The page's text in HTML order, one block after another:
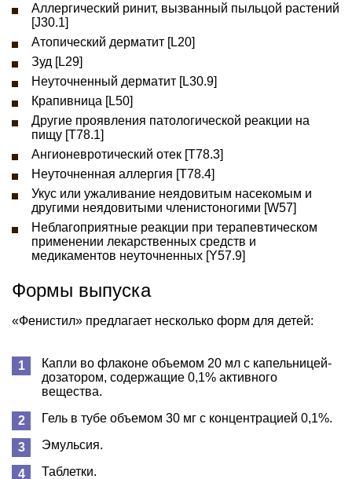
Аллергический ринит, вызванный пыльцой растений
[J30.1]
Атопический дерматит [L20]
Зуд [L29]
Неуточненный дерматит [L30.9]
Крапивница [L50]
Другие проявления патологической реакции на
пищу [T78.1]
Ангионевротический отек [T78.3]
Неуточненная аллергия [T78.4]
Укус или ужаливание неядовитым насекомым и
другими неядовитыми членистоногими [W57]
Неблагоприятные реакции при терапевтическом
применении лекарственных средств и
медикаментов неуточненных [Y57.9]
Формы выпуска
«Фенистил» предлагает несколько форм для детей:
Капли во флаконе объемом 20 мл с капельницей-
дозатором, содержащие 0,1% активного
вещества.
Гель в тубе объемом 30 мг с концентрацией 0,1%.
Эмульсия.
Таблетки.